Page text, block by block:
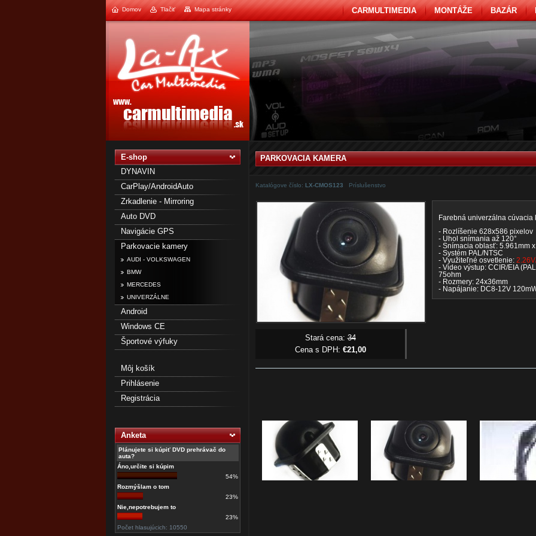
CARMULTIMEDIA MONTÁŽE BAZÁR
Domov Tlačiť Mapa stránky
E-shop
DYNAVIN
CarPlay/AndroidAuto
Zrkadlenie - Mirroring
Auto DVD
Navigácie GPS
Parkovacie kamery
AUDI - VOLKSWAGEN
BMW
MERCEDES
UNIVERZÁLNE
Android
Windows CE
Športové výfuky
Môj košík
Prihlásenie
Registrácia
Anketa
Plánujete si kúpiť DVD prehrávač do
auta?
Áno,určite si kúpim
54%
Rozmýšlam o tom
23%
Nie,nepotrebujem to
23%
Počet hlasujúcich: 10550
PARKOVACIA KAMERA
Katalógove číslo: LX-CMOS123 Príslušenstvo
Stará cena:34
Cena s DPH: €21,00
Farebná univerzálna cúvacia
- Rozlíšenie 628x586 pixelov
- Uhol snímania až 120°
- Snímacia oblasť: 5.961mm
- Systém PAL/NTSC
- Využiteľné osvetlenie:
- Video výstup: CCIR/EIA
75ohm
- Rozmery: 24x36mm
- Napájanie: DC8-12V